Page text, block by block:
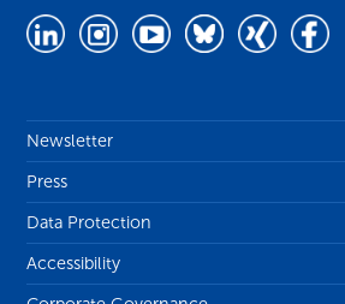
Newsletter
Press
Data Protection
Accessibility